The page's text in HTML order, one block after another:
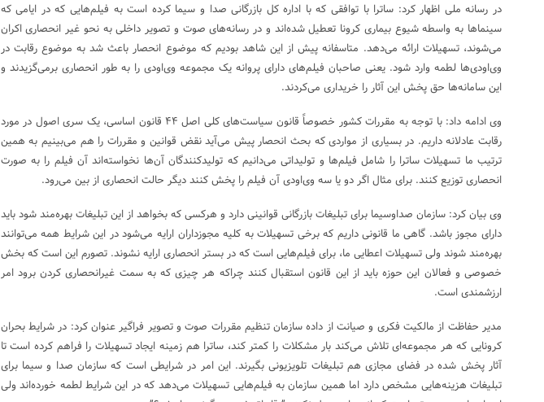
در رسانه ملی اظهار کرد: ساترا با توافقی که با اداره کل بازرگانی صدا و سیما کرده است به فیلم‌هایی که در ایامی که
سینماها به واسطه شیوع بیماری کرونا تعطیل شده‌اند و در رسانه‌های صوت و تصویر داخلی به نحو غیر انحصاری اکران
می‌شوند، تسهیلات ارائه می‌دهد. متاسفانه پیش از این شاهد بودیم که موضوع انحصار باعث شد به موضوع رقابت در
وی‌اودی‌ها لطمه وارد شود. یعنی صاحبان فیلم‌های دارای پروانه یک مجموعه وی‌اودی را به طور انحصاری برمی‌گزیدند و
این سامانه‌ها حق پخش این آثار را خریداری می‌کردند.
وی ادامه داد: با توجه به مقررات کشور خصوصاً قانون سیاست‌های کلی اصل ۴۴ قانون اساسی، یک سری اصول در مورد
رقابت عادلانه داریم. در بسیاری از مواردی که بحث انحصار پیش می‌آید نقض قوانین و مقررات را هم می‌بینیم به همین
ترتیب ما تسهیلات ساترا را شامل فیلم‌ها و تولیداتی می‌دانیم که تولیدکنندگان آن‌ها نخواسته‌اند آن فیلم را به صورت
انحصاری توزیع کنند. برای مثال اگر دو یا سه وی‌اودی آن فیلم را پخش کنند دیگر حالت انحصاری از بین می‌رود.
وی بیان کرد: سازمان صداوسیما برای تبلیغات بازرگانی قوانینی دارد و هرکسی که بخواهد از این تبلیغات بهره‌مند شود باید
دارای مجوز باشد. گاهی ما قانونی داریم که برخی تسهیلات به کلیه مجوزداران ارایه می‌شود در این شرایط همه می‌توانند
بهره‌مند شوند ولی تسهیلات اعطایی ما، برای فیلم‌هایی است که در بستر انحصاری ارایه نشوند. تصورم این است که بخش
خصوصی و فعالان این حوزه باید از این قانون استقبال کنند چراکه هر چیزی که به سمت غیرانحصاری کردن برود امر
ارزشمندی است.
مدیر حفاظت از مالکیت فکری و صیانت از داده سازمان تنظیم مقررات صوت و تصویر فراگیر عنوان کرد: در شرایط بحران
کرونایی که هر مجموعه‌ای تلاش می‌کند بار مشکلات را کمتر کند، ساترا هم زمینه ایجاد تسهیلات را فراهم کرده است تا
آثار پخش شده در فضای مجازی هم تبلیغات تلویزیونی بگیرند. این امر در شرایطی است که سازمان صدا و سیما برای
تبلیغات هزینه‌هایی مشخص دارد اما همین سازمان به فیلم‌هایی تسهیلات می‌دهد که در این شرایط لطمه خورده‌اند ولی